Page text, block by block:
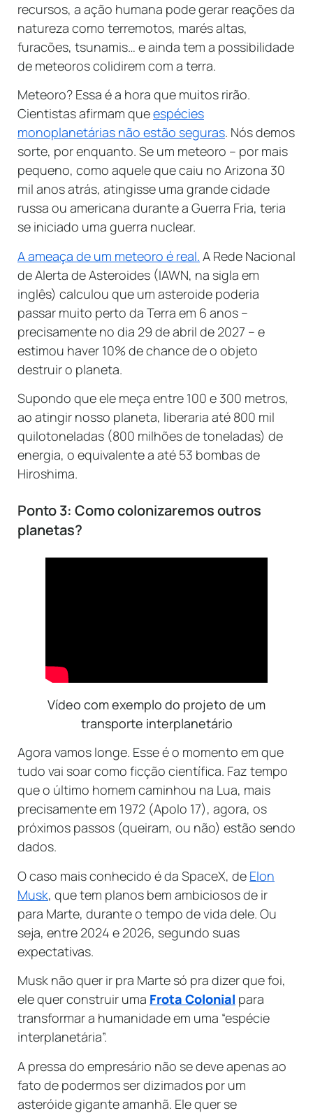
recursos, a ação humana pode gerar reações da
natureza como terremotos, marés altas,
furacões, tsunamis… e ainda tem a possibilidade
de meteoros colidirem com a terra.
Meteoro? Essa é a hora que muitos rirão.
Cientistas afirmam queespécies
monoplanetárias não estão seguras. Nós demos
sorte, por enquanto. Se um meteoro – por mais
pequeno, como aquele que caiu no Arizona 30
mil anos atrás, atingisse uma grande cidade
russa ou americana durante a Guerra Fria, teria
se iniciado uma guerra nuclear.
A ameaça de um meteoro é real. A Rede Nacional
de Alerta de Asteroides (IAWN, na sigla em
inglês) calculou que um asteroide poderia
passar muito perto da Terra em 6 anos –
precisamente no dia 29 de abril de 2027 – e
estimou haver 10% de chance de o objeto
destruir o planeta.
Supondo que ​​ele meça entre 100 e 300 metros,
ao atingir nosso planeta, liberaria até 800 mil
quilotoneladas (800 milhões de toneladas) de
energia, o equivalente a até 53 bombas de
Hiroshima.
Ponto 3: Como colonizaremos outros
planetas?
Vídeo com exemplo do projeto de um
transporte interplanetário
Agora vamos longe. Esse é o momento em que
tudo vai soar como ficção científica. Faz tempo
que o último homem caminhou na Lua, mais
precisamente em 1972 (Apolo 17), agora, os
próximos passos (queiram, ou não) estão sendo
dados.
O caso mais conhecido é da SpaceX, de Elon
Musk, que tem planos bem ambiciosos de ir
para Marte, durante o tempo de vida dele. Ou
seja, entre 2024 e 2026, segundo suas
expectativas.
Musk não quer ir pra Marte só pra dizer que foi,
ele quer construir uma Frota Colonial para
transformar a humanidade em uma “espécie
interplanetária”.
A pressa do empresário não se deve apenas ao
fato de podermos ser dizimados por um
asteróide gigante amanhã. Ele quer se